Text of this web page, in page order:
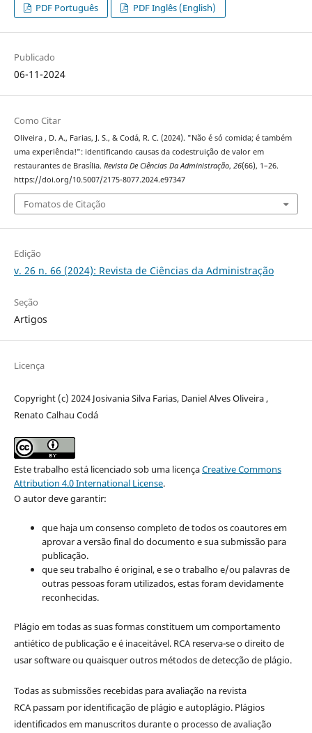
PDF Português PDF Inglês (English)
Publicado
06-11-2024
Como Citar
Oliveira , D. A., Farias, J. S., & Codá, R. C. (2024). "Não é só comida; é também
uma experiência!": identificando causas da codestruição de valor em
restaurantes de Brasília. Revista De Ciências Da Administração, 26(66), 1–26.
https://doi.org/10.5007/2175-8077.2024.e97347
Fomatos de Citação
Edição
v. 26 n. 66 (2024): Revista de Ciências da Administração
Seção
Artigos
Licença
Copyright (c) 2024 Josivania Silva Farias, Daniel Alves Oliveira ,
Renato Calhau Codá
Este trabalho está licenciado sob uma licençaCreative Commons
Attribution 4.0 International License.
O autor deve garantir:
que haja um consenso completo de todos os coautores em
aprovar a versão final do documento e sua submissão para
publicação.
que seu trabalho é original, e se o trabalho e/ou palavras de
outras pessoas foram utilizados, estas foram devidamente
reconhecidas.
Plágio em todas as suas formas constituem um comportamento
antiético de publicação e é inaceitável. RCA reserva-se o direito de
usar software ou quaisquer outros métodos de detecção de plágio.
Todas as submissões recebidas para avaliação na revista
RCA passam por identificação de plágio e autoplágio. Plágios
identificados em manuscritos durante o processo de avaliação